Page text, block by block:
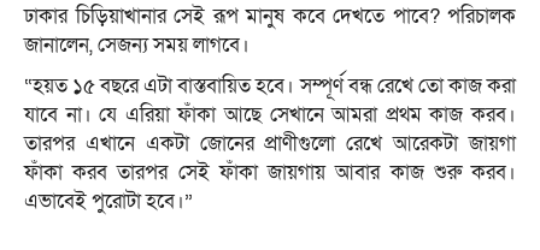
ঢাকার চিড়িয়াখানার সেই রূপ মানুষ কবে দেখতে পাবে? পরিচালক
জানালেন, সেজন্য সময় লাগবে।
“হয়ত ১৫ বছরে এটা বাস্তবায়িত হবে। সম্পূর্ণ বন্ধ রেখে তো কাজ করা
যাবে না। যে এরিয়া ফাঁকা আছে সেখানে আমরা প্রথম কাজ করব।
তারপর এখানে একটা জোনের প্রাণীগুলো রেখে আরেকটা জায়গা
ফাঁকা করব তারপর সেই ফাঁকা জায়গায় আবার কাজ শুরু করব।
এভাবেই পুরোটা হবে।”